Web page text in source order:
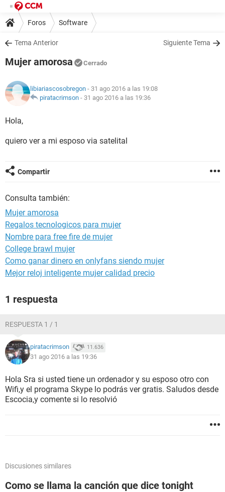
Foros Software
Tema Anterior Siguiente Tema
Mujer amorosa Cerrado
libiariascosobregon - 31 ago 2016 a las 19:08
piratacrimson - 31 ago 2016 a las 19:36
Hola,
quiero ver a mi esposo via satelital
Compartir
Consulta también:
Mujer amorosa
Regalos tecnologicos para mujer
Nombre para free fire de mujer
College brawl mujer
Como ganar dinero en onlyfans siendo mujer
Mejor reloj inteligente mujer calidad precio
1 respuesta
RESPUESTA 1 / 1
piratacrimson 11.636
31 ago 2016 a las 19:36
Hola Sra si usted tiene un ordenador y su esposo otro con
Wifi,y el programa Skype lo podrás ver gratis. Saludos desde
Escocia,y comente si lo resolvió
Discusiones similares
Como se llama la canción que dice tonight